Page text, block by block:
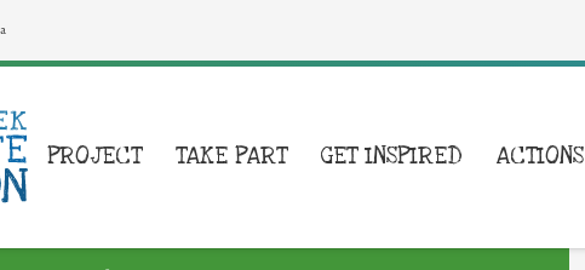
PROJECT TAKE PART GET INSPIRED ACTIONS